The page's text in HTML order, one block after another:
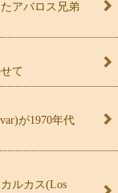
アバロス兄弟
て
が1970年代
ルカス(Los